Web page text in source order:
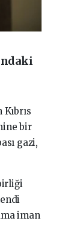
bir
gazi,
iman